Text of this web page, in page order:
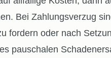
Bei Zahlungsverzug
fordern oder nach
pauschalen